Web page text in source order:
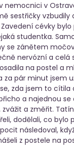
nemocnici v
sestřičky vzbudily
cévky
studentka.
se zánětem
nervózní a celá
na postel a
za pár minut jsem
zda jsem to cítila
a najednou se
a změřit.
dodělali, co bylo
následoval,
z postele na